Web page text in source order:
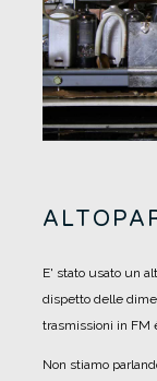
E' stato usato un
dispetto delle
trasmissioni in FM
Non stiamo